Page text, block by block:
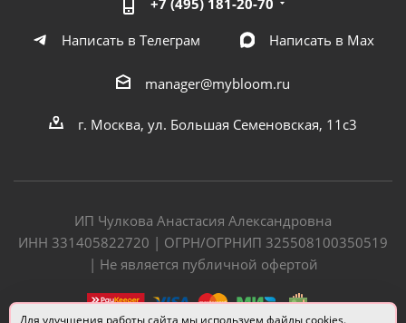
Написать в Телеграм
Написать в Мах
manager@mybloom.ru
г. Москва, ул. Большая Семеновская, 11с3
ИП Чулкова Анастасия Александровна
ИНН 331405822720 | ОГРН/ОГРНИП 325508100350519
| Не является публичной офертой
Для улучшения работы сайта мы используем файлы cookies.